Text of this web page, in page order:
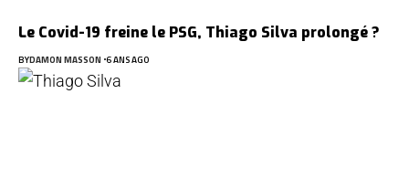
Le Covid-19 freine le PSG, Thiago Silva prolongé ?
BYDAMON MASSON 6 ANS AGO